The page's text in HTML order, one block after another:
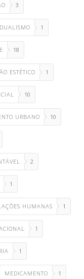
3
1
18
ESTÉTICO 1
10
URBANO 10
2
1
HUMANAS 1
1
1
MEDICAMENTO 1